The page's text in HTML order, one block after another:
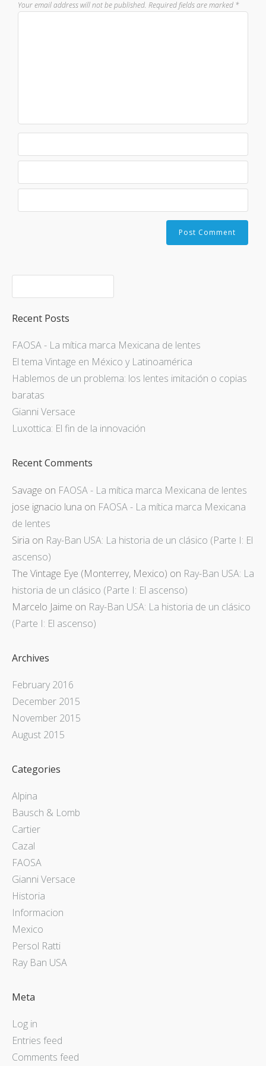
Your email address will not be published. Required fields are marked *
Recent Posts
FAOSA - La mítica marca Mexicana de lentes
El tema Vintage en México y Latinoamérica
Hablemos de un problema: los lentes imitación o copias
baratas
Gianni Versace
Luxottica: El fin de la innovación
Recent Comments
Savage on FAOSA - La mítica marca Mexicana de lentes
jose ignacio luna on FAOSA - La mítica marca Mexicana
de lentes
Siria on Ray-Ban USA: La historia de un clásico (Parte I: El
ascenso)
The Vintage Eye (Monterrey, Mexico) on Ray-Ban USA: La
historia de un clásico (Parte I: El ascenso)
Marcelo Jaime on Ray-Ban USA: La historia de un clásico
(Parte I: El ascenso)
Archives
February 2016
December 2015
November 2015
August 2015
Categories
Alpina
Bausch & Lomb
Cartier
Cazal
FAOSA
Gianni Versace
Historia
Informacion
Mexico
Persol Ratti
Ray Ban USA
Meta
Log in
Entries feed
Comments feed